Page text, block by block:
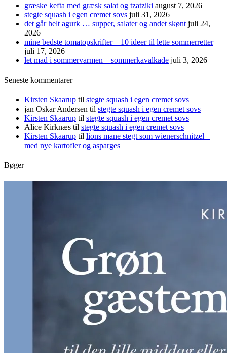
græske kefta med græsk salat og tzatziki august 7, 2026
stegte squash i egen cremet sovs juli 31, 2026
det går helt agurk … supper, salater og andet skønt juli 24,
2026
mine bedste tomatopskrifter – 10 ideer til lette sommerretter
juli 17, 2026
let mad i sommervarmen – sommerkavalkade juli 3, 2026
Seneste kommentarer
Kirsten Skaarup til stegte squash i egen cremet sovs
jan Oskar Andersen til stegte squash i egen cremet sovs
Kirsten Skaarup til stegte squash i egen cremet sovs
Alice Kirknæs til stegte squash i egen cremet sovs
Kirsten Skaarup til lions mane stegt som wienerschnitzel –
med nye kartofler og asparges
Bøger